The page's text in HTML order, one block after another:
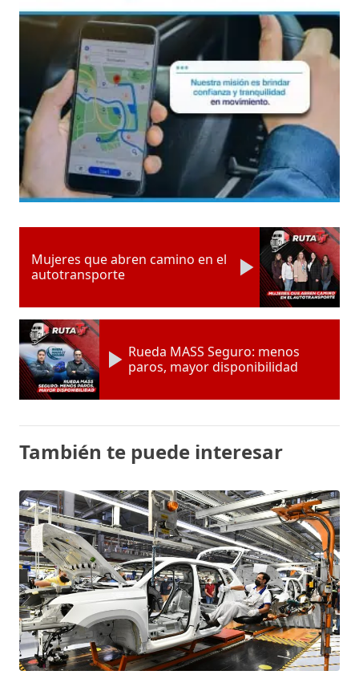
Mujeres que abren camino en el
autotransporte
Rueda MASS Seguro: menos
paros, mayor disponibilidad
También te puede interesar